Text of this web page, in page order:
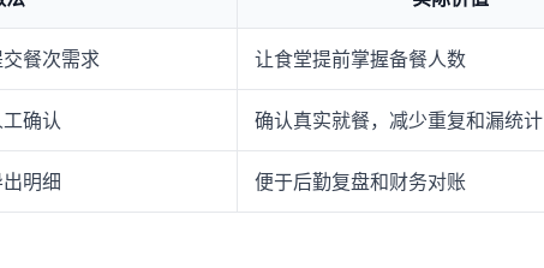
餐次需求 让食堂提前掌握备餐人数
确认 确认真实就餐，减少重复和漏统计
明细 便于后勤复盘和财务对账